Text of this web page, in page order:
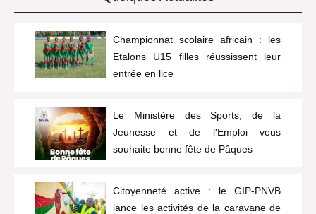
Championnat scolaire africain : les
Etalons U15 filles réussissent leur
entrée en lice
Le Ministère des Sports, de la
Jeunesse et de l'Emploi vous
souhaite bonne fête de Pâques
Citoyenneté active : le GIP-PNVB
lance les activités de la caravane de